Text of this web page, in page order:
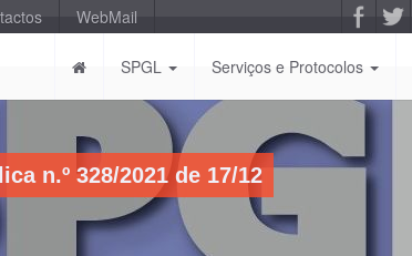
WebMail
SPGL Serviços e Protocolos
n.º 328/2021 de 17/12